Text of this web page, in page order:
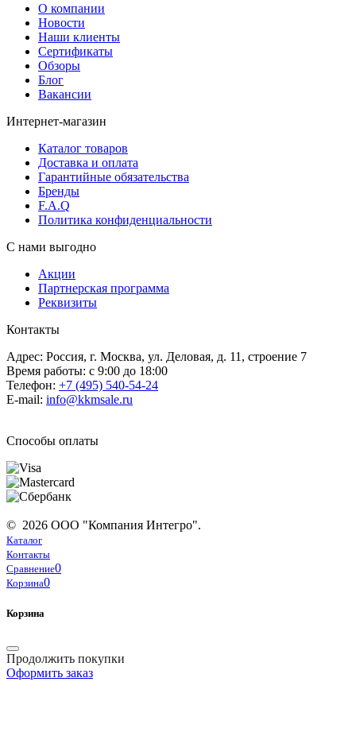
О компании
Новости
Наши клиенты
Сертификаты
Обзоры
Блог
Вакансии
Интернет-магазин
Каталог товаров
Доставка и оплата
Гарантийные обязательства
Бренды
F.A.Q
Политика конфиденциальности
С нами выгодно
Акции
Партнерская программа
Реквизиты
Контакты
Адрес: Россия, г. Москва, ул. Деловая, д. 11, строение 7
Время работы: с 9:00 до 18:00
Телефон: +7 (495) 540-54-24
E-mail: info@kkmsale.ru
Способы оплаты
© 2026 ООО "Компания Интегро".
Каталог
Контакты
Сравнение0
Корзина0
Корзина
Продолжить покупки
Оформить заказ